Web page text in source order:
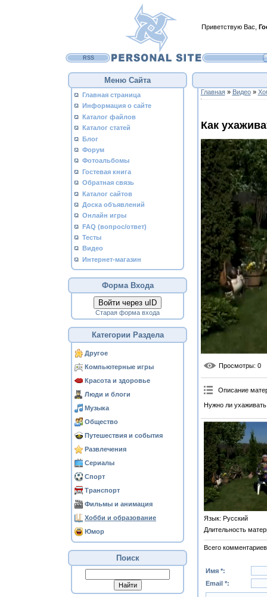
Приветствую Вас
RSS
Меню Сайта
Главная страница
Информация о сайте
Каталог файлов
Каталог статей
Блог
Форум
Фотоальбомы
Гостевая книга
Обратная связь
Каталог сайтов
Доска объявлений
Онлайн игры
FAQ (вопрос/ответ)
Тесты
Видео
Интернет-магазин
Форма Входа
Войти через uID
Старая форма входа
Категории Раздела
Другое
Компьютерные игры
Красота и здоровье
Люди и блоги
Музыка
Общество
Путешествия и события
Развлечения
Сериалы
Спорт
Транспорт
Фильмы и анимация
Хобби и образование
Юмор
Поиск
Главная» Видео»
Как
Просмотры: 0
Описание
Нужно ли
Язык: Русский
Длительность
Всего комментариев
Имя *:
Email *: